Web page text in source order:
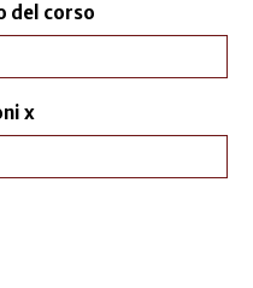
del corso
x